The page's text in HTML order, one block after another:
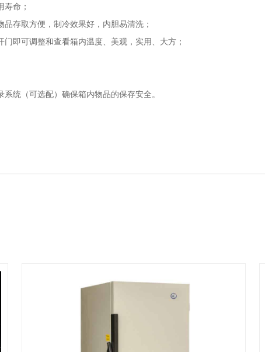
命；
存取方便，制冷效果好，内胆易清洗；
即可调整和查看箱内温度、美观，实用、大方；
统（可选配）确保箱内物品的保存安全。